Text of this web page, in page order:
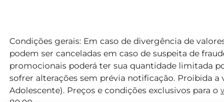
Condições gerais: Em caso de divergência de
podem ser canceladas em caso de suspeita de
promocionais poderá ter sua quantidade limitada
sofrer alterações sem prévia notificação. Proibida a
Adolescente). Preços e condições exclusivos para o